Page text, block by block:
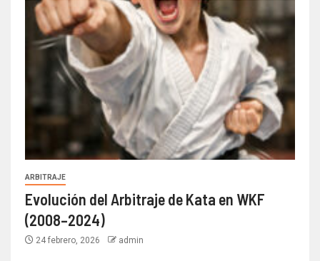
ARBITRAJE
Evolución del Arbitraje de Kata en WKF
(2008–2024)
24 febrero, 2026 admin